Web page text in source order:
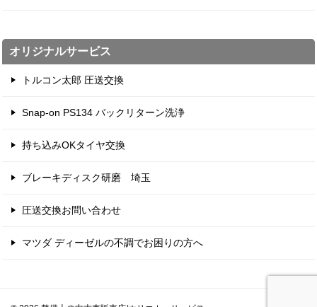
オリジナルサービス
トルコン太郎 圧送交換
Snap-on PS134 バックリターン洗浄
持ち込みOKタイヤ交換
ブレーキディスク研磨 埼玉
圧送交換お問い合わせ
マツダ ディーゼルの不調でお困りの方へ